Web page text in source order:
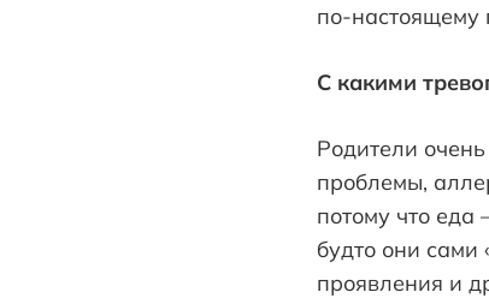
по-настоящему
С какими
Родители
проблемы,
потому что еда
будто они сами
проявления и